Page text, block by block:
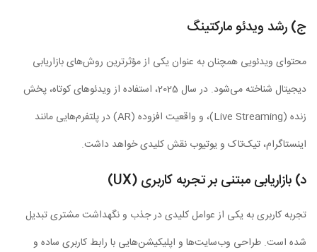
ج) رشد ویدئو مارکتینگ
محتوای ویدئویی همچنان به عنوان یکی از مؤثرترین روش‌های بازاریابی
دیجیتال شناخته می‌شود. در سال 2025، استفاده از ویدئوهای کوتاه، پخش
زنده (Live Streaming)، و واقعیت افزوده (AR) در پلتفرم‌هایی مانند
اینستاگرام، تیک‌تاک و یوتیوب نقش کلیدی خواهد داشت.
د) بازاریابی مبتنی بر تجربه کاربری (UX)
تجربه کاربری به یکی از عوامل کلیدی در جذب و نگهداشت مشتری تبدیل
شده است. طراحی وب‌سایت‌ها و اپلیکیشن‌هایی با رابط کاربری ساده و